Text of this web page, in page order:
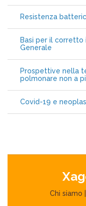
Resistenza
Basi per il
Generale
Prospettive nella
polmonare non a
Covid-19 e
Chi siamo